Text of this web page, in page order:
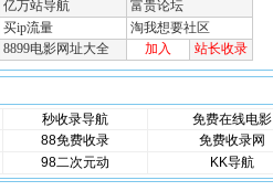
秒收录导航
免费在线电影
88免费收录
免费收录网
98二次元动 KK导航